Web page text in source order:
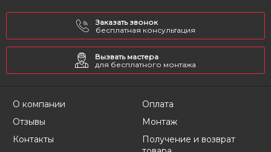
Заказать звонок
бесплатная консультация
Вызвать мастера
для бесплатного монтажа
О компании
Отзывы
Контакты
Оплата
Монтаж
Получение и возврат